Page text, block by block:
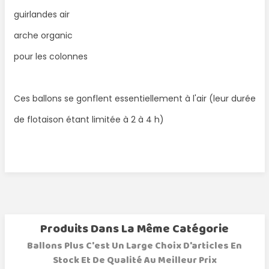
guirlandes air
arche organic
pour les colonnes
Ces ballons se gonflent essentiellement à l'air (leur durée
de flotaison étant limitée à 2 à 4 h)
Produits Dans La Même Catégorie
Ballons Plus C'est Un Large Choix D'articles En
Stock Et De Qualité Au Meilleur Prix